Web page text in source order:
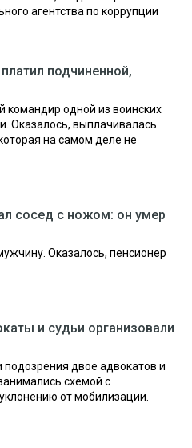
агентства по коррупции
подчиненной,
командир одной из воинских
Оказалось, выплачивалась
на самом деле не
сосед с ножом: он умер
Оказалось, пенсионер
и судьи организовали
подозрения двое адвокатов и
схемой с
от мобилизации.